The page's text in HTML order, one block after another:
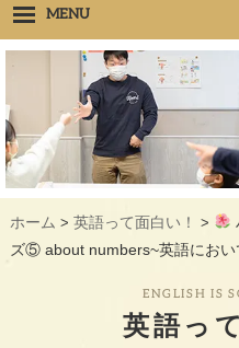
MENU
Heartの想い HOPE
クラス紹介 CLASS
先生紹介 INSTRUCTORS
ギャラリー GALLERY
教室概要 INFORMATION
VOICE
TOPICS
ホーム > 英語って面白い！ >
ズ⑤ about numbers~英語におい
ENGLISH IS
英語っ